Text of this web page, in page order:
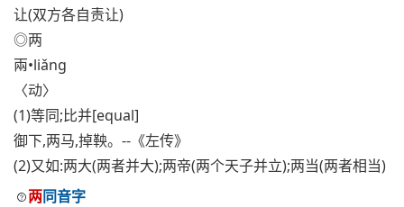
让(双方各自责让)
◎两
兩•liǎng
〈动〉
(1)等同;比并[equal]
御下,两马,掉鞅。--《左传》
(2)又如:两大(两者并大);两帝(两个天子并立);两当(两者相当)
两同音字